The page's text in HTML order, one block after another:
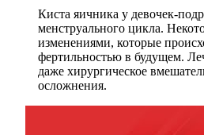
Киста яичника у девочек-
менструального цикла.
изменениями, которые
фертильностью в будущем.
даже хирургическое
осложнения.